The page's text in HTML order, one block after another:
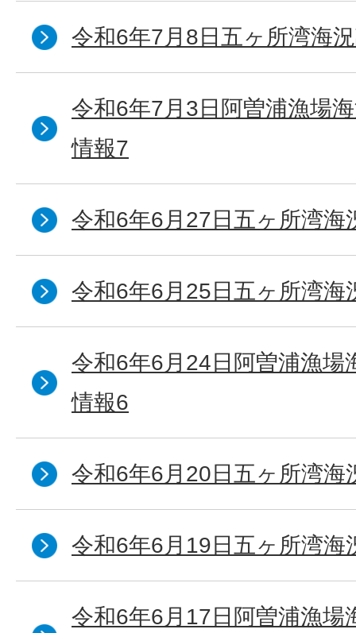
令和6年7月8日五ヶ所湾海
令和6年7月3日阿曽浦漁場
情報7
令和6年6月27日五ヶ所湾海
令和6年6月25日五ヶ所湾海
令和6年6月24日阿曽浦漁場
情報6
令和6年6月20日五ヶ所湾海
令和6年6月19日五ヶ所湾海
令和6年6月17日阿曽浦漁場